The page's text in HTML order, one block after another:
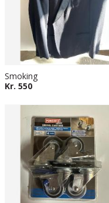
Smoking
Kr. 550